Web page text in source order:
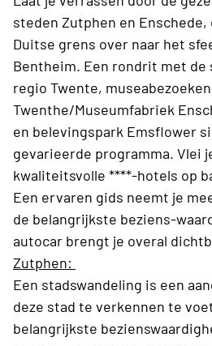
steden Zutphen en
Duitse grens over naar het
Bentheim. Een rondrit met
regio Twente,
Twenthe/Museumfabriek
en belevingspark Emsflower
gevarieerde programma. Vlei
kwaliteitsvolle ****-hotels op
Een ervaren gids neemt je
de belangrijkste beziens-
autocar brengt je overal
Zutphen:
Een stadswandeling is een
deze stad te verkennen te
belangrijkste